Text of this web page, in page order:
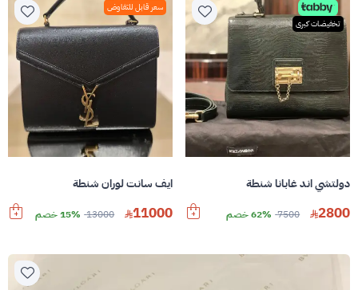
تخفيضات كبرى
دولتشي اند غابانا شنطة
2800
7500 62% خصم
سعر قابل للتفاوض
ايف سانت لوران شنطة
11000
13000 15% خصم